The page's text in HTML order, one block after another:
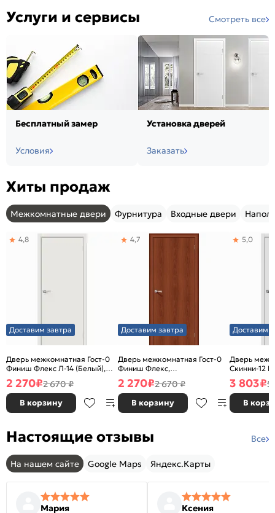
Услуги и сервисы Смотреть все
Бесплатный замер
Условия
Установка дверей
Заказать
Хиты продаж
Межкомнатные двери Фурнитура Входные двери
Доставим завтра
Дверь межкомнатная Гост-0
Финиш Флекс Л-14 (Белый),
глухая, каркасно-щитовая
4,8
2 270₽2 670 ₽
В корзину
Доставим завтра
Дверь межкомнатная Гост-0
Финиш Флекс,
Ламинированные Л-11
(ИталОрех), глухая, каркасно-
щитовая
4,7
2 270₽2 670 ₽
В корзину
Доставим
Дверь
Скинни-12
глухая,
5,0
3 803₽5
В
Настоящие отзывы Все
На нашем сайте Google Maps Яндекс.Карты
Мария Ксения